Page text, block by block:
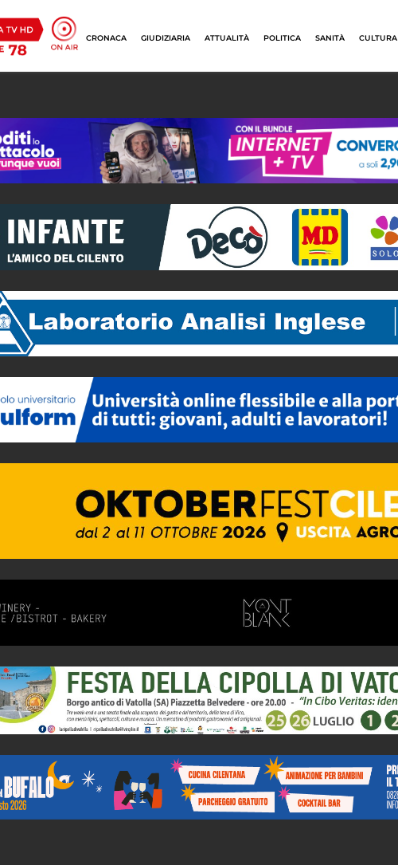
CRONACA GIUDIZIARIA ATTUALITÀ POLITICA SANITÀ CULTURA